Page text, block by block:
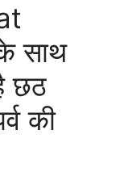
साथ
छठ
की